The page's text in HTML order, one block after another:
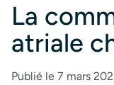
La
atriale
Publié le 7 mars